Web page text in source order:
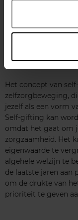
belangrijkste is dat
maar!
Het concept van
zelfzorgbeweging,
jezelf als een vorm
Self-gifting kan
omdat het gaat om
zorgzaamheid. Het
eigenwaarde te
algehele welzijn te
de laatste jaren aan
om de drukte van
prioriteit te geven